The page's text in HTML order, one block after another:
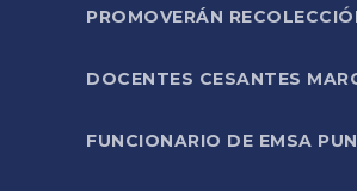
PROMOVERÁN
DOCENTES CESANTES
FUNCIONARIO DE EMSA